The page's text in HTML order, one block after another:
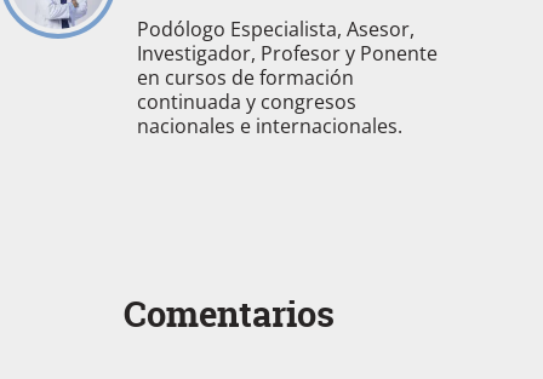
Podólogo Especialista, Asesor,
Investigador, Profesor y Ponente
en cursos de formación
continuada y congresos
nacionales e internacionales.
Comentarios